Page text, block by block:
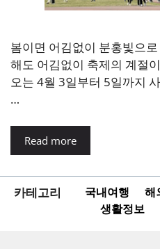
봄이면 어김없이 분홍빛으
해도 어김없이 축제의 계절
오는 4월 3일부터 5일까지
…
Read more
카테고리 국내여행 해
생활정보